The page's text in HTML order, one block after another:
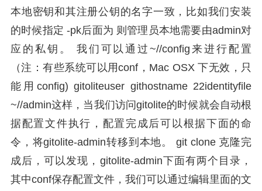
本地密钥和其注册公钥的名字一致，比如我们安装
的时候指定 -pk后面为 则管理员本地需要由admin对
应的私钥。 我们可以通过~//config来进行配置
（注：有些系统可以用conf，Mac OSX 下无效，只
能用config) gitoliteuser githostname 22identityfile
~//admin这样，当我们访问gitolite的时候就会自动根
据配置文件执行，配置完成后可以根据下面的命
令，将gitolite-admin转移到本地。 git clone 克隆完
成后，可以发现，gitolite-admin下面有两个目录，
其中conf保存配置文件，我们可以通过编辑里面的文